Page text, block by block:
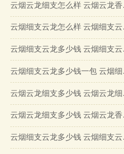
云
云
云
云
云
云
云